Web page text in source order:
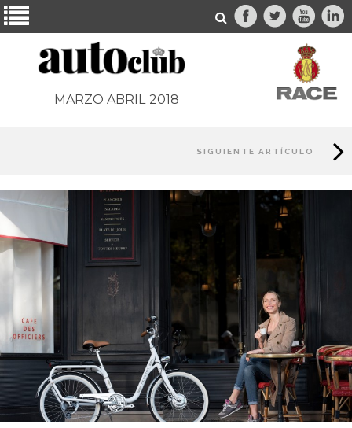
MARZO ABRIL 2018
SIGUIENTE ARTÍCULO